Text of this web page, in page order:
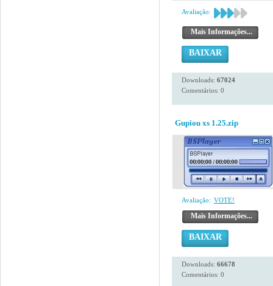
Avaliação:
Mais Informações...
BAIXAR
Downloads: 67024
Comentários: 0
Gupiou xs 1.25.zip
Avaliação: VOTE!
Mais Informações...
BAIXAR
Downloads: 66678
Comentários: 0